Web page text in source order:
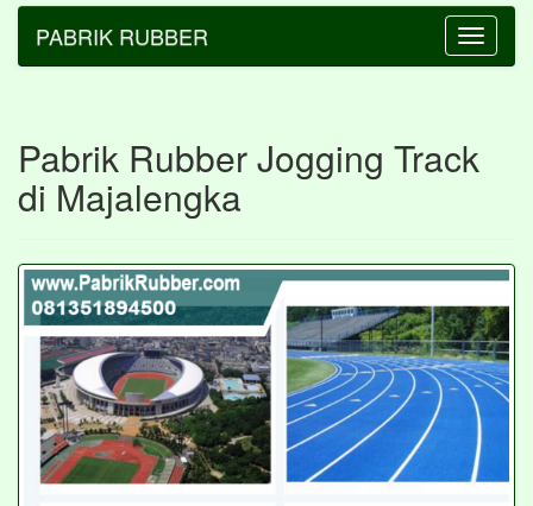
Toggle
PABRIK RUBBER
Pabrik Rubber Jogging Track
di Majalengka